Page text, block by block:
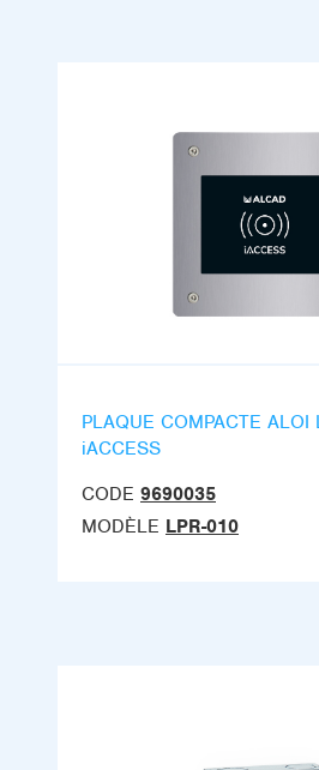
PLAQUE COMPACTE ALOI
iACCESS
CODE 9690035
MODÈLE LPR-010